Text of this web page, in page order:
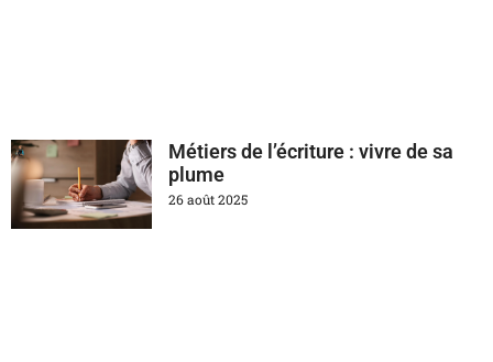
Métiers de l’écriture : vivre de sa
plume
26 août 2025